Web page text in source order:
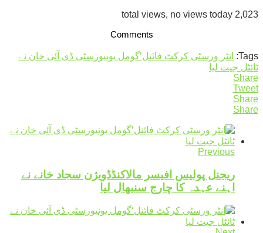
2,023 total views, no views today
Comments
Tags:
انٹر ورسٹی کرکٹ فائنل‘گومل یونیورسٹی ڈی آئی خان نے
ٹائٹل جیت لیا
Share
Tweet
Share
Share
Previous
ریجنل پولیس افیسر مالاکنڈڈویژن سجاد خانے نے
اہنے عہدہ کا چارج سنبھال لیا